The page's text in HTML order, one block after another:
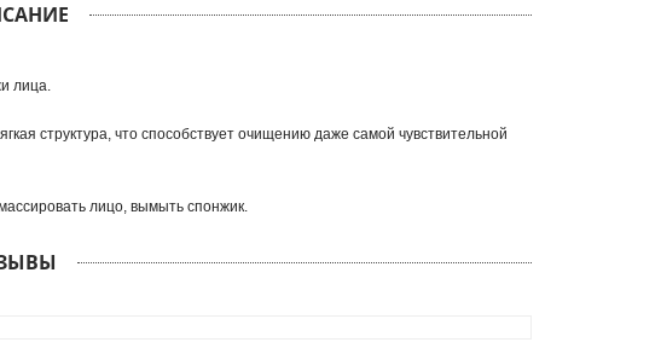
лица.
структура, что способствует очищению даже самой чувствительной
лицо, вымыть спонжик.